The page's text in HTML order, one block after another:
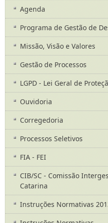
Agenda
Programa de Gestão de
Missão, Visão e Valores
Gestão de Processos
LGPD - Lei Geral de
Ouvidoria
Corregedoria
Processos Seletivos
FIA - FEI
CIB/SC - Comissão
Catarina
Instruções Normativas